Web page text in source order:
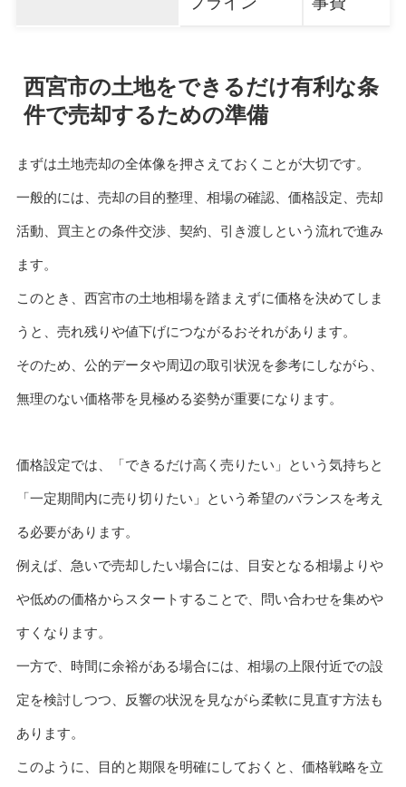
西宮市の土地をできるだけ有利な条
件で売却するための準備
まずは土地売却の全体像を押さえておくことが大切です。
一般的には、売却の目的整理、相場の確認、価格設定、売却
活動、買主との条件交渉、契約、引き渡しという流れで進み
ます。
このとき、西宮市の土地相場を踏まえずに価格を決めてしま
うと、売れ残りや値下げにつながるおそれがあります。
そのため、公的データや周辺の取引状況を参考にしながら、
無理のない価格帯を見極める姿勢が重要になります。
価格設定では、「できるだけ高く売りたい」という気持ちと
「一定期間内に売り切りたい」という希望のバランスを考え
る必要があります。
例えば、急いで売却したい場合には、目安となる相場よりや
や低めの価格からスタートすることで、問い合わせを集めや
すくなります。
一方で、時間に余裕がある場合には、相場の上限付近での設
定を検討しつつ、反響の状況を見ながら柔軟に見直す方法も
あります。
このように、目的と期限を明確にしておくと、価格戦略を立